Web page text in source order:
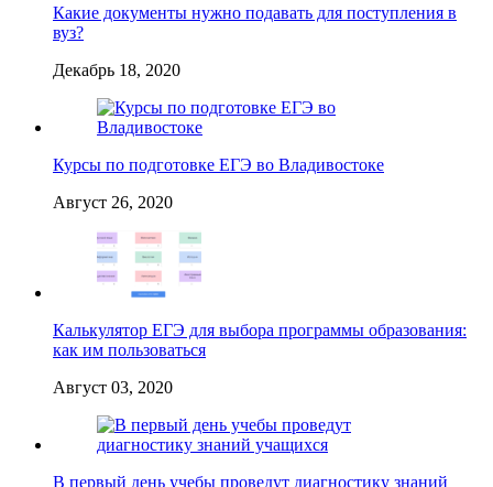
Какие документы нужно подавать для поступления в
вуз?
Декабрь 18, 2020
Курсы по подготовке ЕГЭ во Владивостоке
Август 26, 2020
Калькулятор ЕГЭ для выбора программы образования:
как им пользоваться
Август 03, 2020
В первый день учебы проведут диагностику знаний